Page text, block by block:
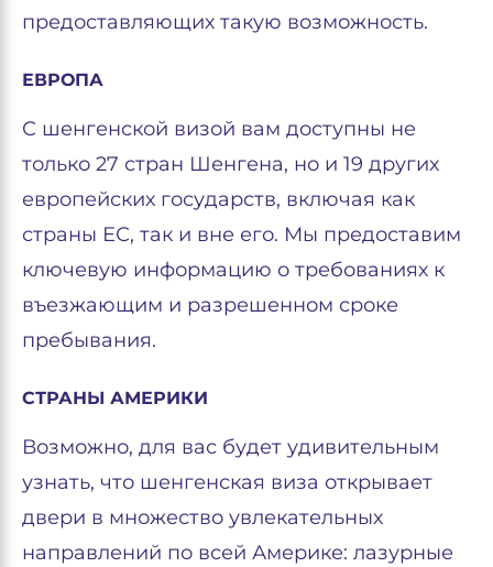
предоставляющих такую возможность.
ЕВРОПА
С шенгенской визой вам доступны не
только 27 стран Шенгена, но и 19 других
европейских государств, включая как
страны ЕС, так и вне его. Мы предоставим
ключевую информацию о требованиях к
въезжающим и разрешенном сроке
пребывания.
СТРАНЫ АМЕРИКИ
Возможно, для вас будет удивительным
узнать, что шенгенская виза открывает
двери в множество увлекательных
направлений по всей Америке: лазурные